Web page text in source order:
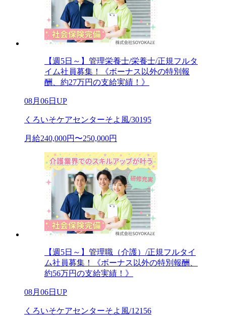
【週5日～】管理栄養士/栄養士/正規フルタ
イム社員募集！《ボーナス以外の特別報
酬、約27万円の支給実績！》
08月06日UP
くろいそケアセンターそよ風/30195
月給240,000円〜250,000円
【週5日～】管理職（介護）/正規フルタイ
ム社員募集！《ボーナス以外の特別報酬、
約56万円の支給実績！》
08月06日UP
くろいそケアセンターそよ風/12156